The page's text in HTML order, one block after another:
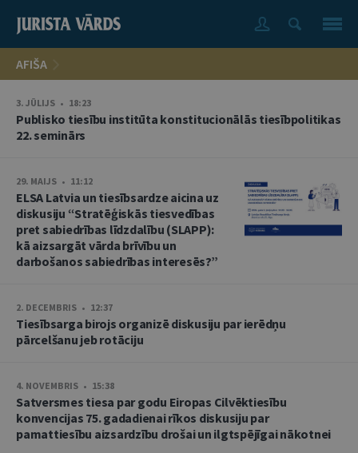
AFIŠA
3. JŪLIJS • 18:23
Publisko tiesību institūta konstitucionālās tiesībpolitikas
22. seminārs
29. MAIJS • 11:12
ELSA Latvia un tiesībsardze aicina uz
diskusiju “Stratēģiskās tiesvedības
pret sabiedrības līdzdalību (SLAPP):
kā aizsargāt vārda brīvību un
darbošanos sabiedrības interesēs?”
2. DECEMBRIS • 12:37
Tiesībsarga birojs organizē diskusiju par ierēdņu
pārcelšanu jeb rotāciju
4. NOVEMBRIS • 15:38
Satversmes tiesa par godu Eiropas Cilvēktiesību
konvencijas 75. gadadienai rīkos diskusiju par
pamattiesību aizsardzību drošai un ilgtspējīgai nākotnei